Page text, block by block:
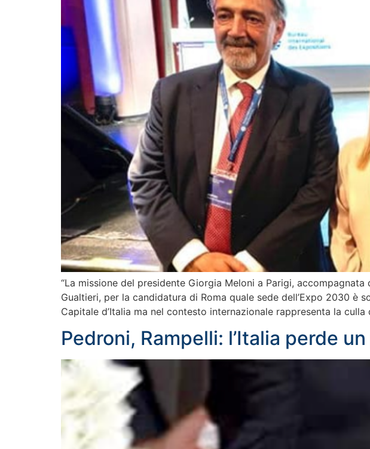
“La missione del presidente Giorgia Meloni a Parigi,
Gualtieri, per la candidatura di Roma quale sede dell’Expo 2030
Capitale d’Italia ma nel contesto internazionale rappresenta la
Pedroni, Rampelli: l’Italia perde